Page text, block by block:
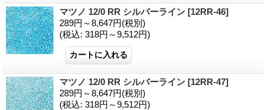
マツノ 12/0 RR シルバーライン [12RR-46]
289円～8,647円(税別)
(税込: 318円～9,512円)
マツノ 12/0 RR シルバーライン [12RR-47]
289円～8,647円(税別)
(税込: 318円～9,512円)